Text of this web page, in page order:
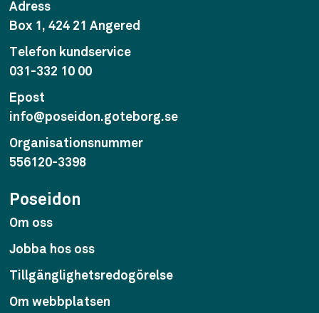
Adress
Box 1, 424 21 Angered
Telefon kundservice
031-332 10 00
Epost
info@poseidon.goteborg.se
Organisationsnummer
556120-3398
Poseidon
Om oss
Jobba hos oss
Tillgänglighetsredogörelse
Om webbplatsen